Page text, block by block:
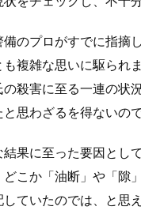
備のプロがすでに指摘
複雑な思いに駆られ
殺害に至る一連の状
思わざるを得ないので
果に至った要因とし
こか「油断」や「隙
ていたのでは、と思